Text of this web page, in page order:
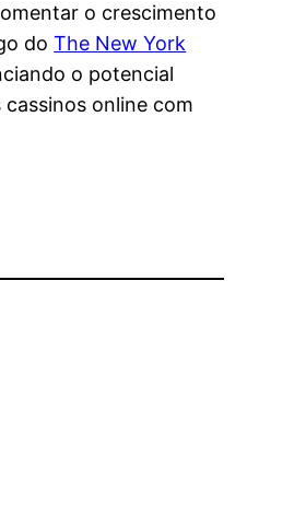
o crescimento
doThe New York
o potencial
online com